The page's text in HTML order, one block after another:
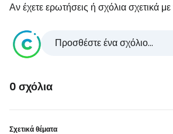
Αν έχετε ερωτήσεις ή σχόλια σχετικά
Προσθέστε ένα σχόλιο...
0 σχόλια
Σχετικά θέματα